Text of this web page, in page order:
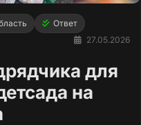
Ответ
27.05.2026
для
на